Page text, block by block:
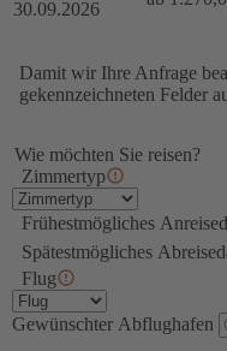
30.09.2026
Damit wir Ihre Anfrage
gekennzeichneten Felder
Wie möchten Sie reisen?
Zimmertyp
Frühestmögliches
Spätestmögliches
Flug
Gewünschter Abflughafen